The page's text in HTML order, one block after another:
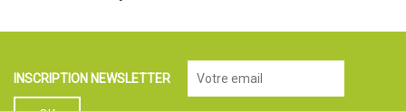
INSCRIPTION NEWSLETTER